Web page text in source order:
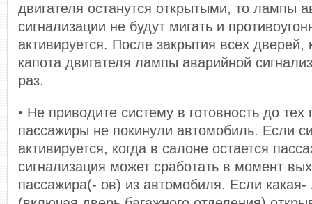
двигателя останутся открытыми, то лампы
сигнализации не будут мигать и
активируется. После закрытия всех
капота двигателя лампы аварийной
раз.
• Не приводите систему в готовность до тех
пассажиры не покинули автомобиль. Если
активируется, когда в салоне остается
сигнализация может сработать в момент
пассажира(- ов) из автомобиля. Если какая-